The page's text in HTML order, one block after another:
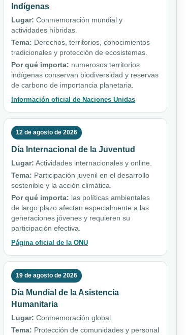
Indígenas
Lugar: Conmemoración mundial y
actividades híbridas.
Tema: Derechos, territorios, conocimientos
tradicionales y protección de ecosistemas.
Por qué importa: numerosos territorios
indígenas conservan biodiversidad y reservas
de carbono de importancia planetaria.
Información oficial de Naciones Unidas
12 de agosto de 2026
Día Internacional de la Juventud
Lugar: Actividades internacionales y online.
Tema: Participación juvenil en el desarrollo
sostenible y la acción climática.
Por qué importa: las políticas ambientales
de largo plazo afectan especialmente a las
generaciones jóvenes y requieren su
participación efectiva.
Página oficial de la ONU
19 de agosto de 2026
Día Mundial de la Asistencia
Humanitaria
Lugar: Conmemoración global.
Tema: Protección de comunidades y personal